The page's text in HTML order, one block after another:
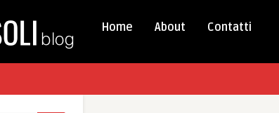
Home About Contatti